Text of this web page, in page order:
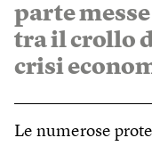
parte
tra il crollo
crisi
Le numerose